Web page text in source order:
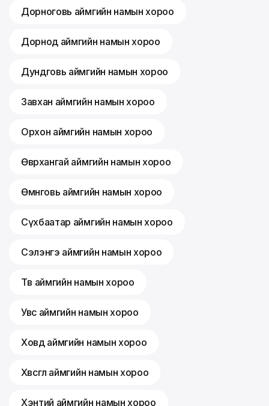
Дорноговь аймгийн намын хороо
Дорнод аймгийн намын хороо
Дундговь аймгийн намын хороо
Завхан аймгийн намын хороо
Орхон аймгийн намын хороо
Өвөрхангай аймгийн намын хороо
Өмнөговь аймгийн намын хороо
Сүхбаатар аймгийн намын хороо
Сэлэнгэ аймгийн намын хороо
Төв аймгийн намын хороо
Увс аймгийн намын хороо
Ховд аймгийн намын хороо
Хөвсгөл аймгийн намын хороо
Хэнтий аймгийн намын хороо